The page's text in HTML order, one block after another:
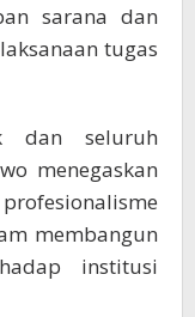
sarana dan
tugas
dan seluruh
menegaskan
membangun
institusi